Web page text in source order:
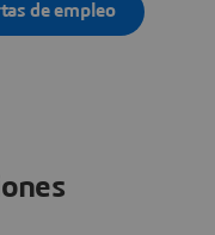
de empleo